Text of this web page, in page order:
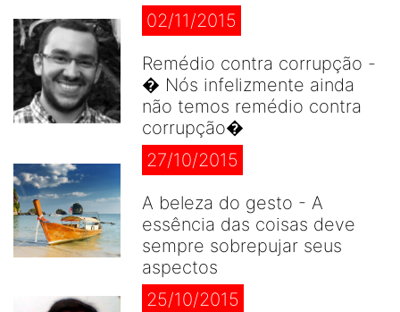
02/11/2015
Remédio contra corrupção -
� Nós infelizmente ainda
não temos remédio contra
corrupção�
27/10/2015
A beleza do gesto - A
essência das coisas deve
sempre sobrepujar seus
aspectos
25/10/2015